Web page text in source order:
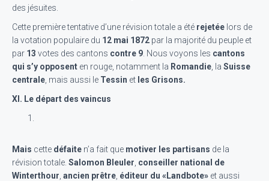
des jésuites.
Cette première tentative d’une révision totale a été rejetée lors de
la votation populaire du 12 mai 1872 par la majorité du peuple et
par 13 votes des cantons contre 9 . Nous voyons les cantons
qui s’y opposent en rouge, notamment la Romandie , la Suisse
centrale , mais aussi le Tessin et les Grisons.
XI. Le départ des vaincus
Mais cette défaite n’a fait que motiver les partisans de la
révision totale. Salomon Bleuler conseiller national de
Winterthour ancien prêtre éditeur du «Landbote» et aussi